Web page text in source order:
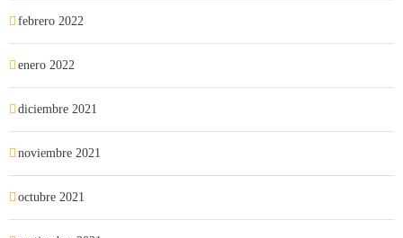
febrero 2022
enero 2022
diciembre 2021
noviembre 2021
octubre 2021